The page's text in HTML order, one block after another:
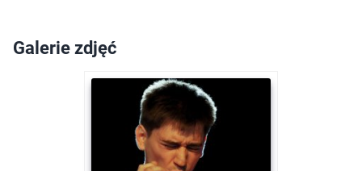
Galerie zdjęć